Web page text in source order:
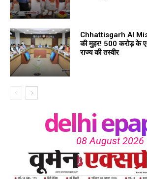
Chhattisgarh AI
की मुहर! 500 करोड़ के
राज्य की तस्वीर
delhi
08 August 2026